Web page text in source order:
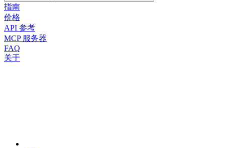
指南
价格
API 参考
MCP 服务器
FAQ
关于